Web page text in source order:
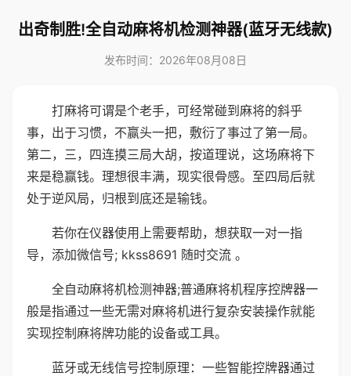
出奇制胜!全自动麻将机检测神器(蓝牙无线款)
发布时间：2026年08月08日
打麻将可谓是个老手，可经常碰到麻将的斜乎
事，出于习惯，不赢头一把，敷衍了事过了第一局。
第二，三，四连摸三局大胡，按道理说，这场麻将下
来是稳赢钱。理想很丰满，现实很骨感。至四局后就
处于逆风局，归根到底还是输钱。
若你在仪器使用上需要帮助，想获取一对一指
导，添加微信号; kkss8691 随时交流 。
全自动麻将机检测神器;普通麻将机程序控牌器一
般是指通过一些无需对麻将机进行复杂安装操作就能
实现控制麻将牌功能的设备或工具。
蓝牙或无线信号控制原理：一些智能控牌器通过